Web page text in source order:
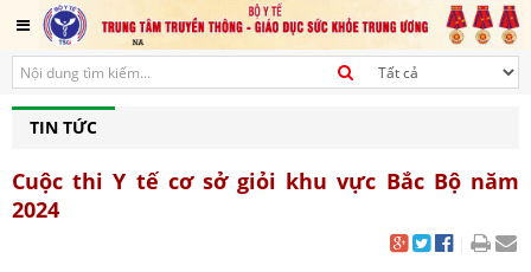
TIN TỨC
Cuộc thi Y tế cơ sở giỏi khu vực Bắc Bộ năm
2024